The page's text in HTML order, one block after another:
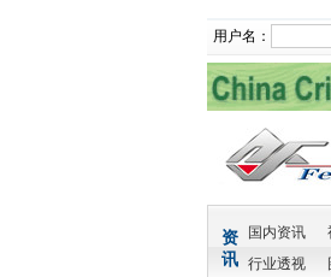
用户名：
资
讯
国内资讯
行业透视